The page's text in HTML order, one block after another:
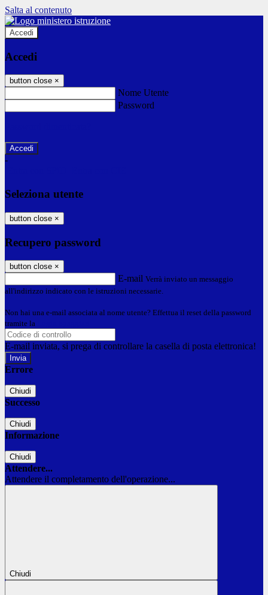
Salta al contenuto
Accedi
Accedi
button close ×
Nome Utente
Password
-
Seleziona utente
button close ×
Recupero password
button close ×
E-mail Verrà inviato un messaggio
all'indirizzo indicato con le istruzioni necessarie.
Non hai una e-mail associata al nome utente? Effettua il reset della password
tramite la
E-mail inviata, si prega di controllare la casella di posta elettronica!
Errore
Chiudi
Successo
Chiudi
Informazione
Chiudi
Attendere...
Attendere il completamento dell'operazione...
Chiudi